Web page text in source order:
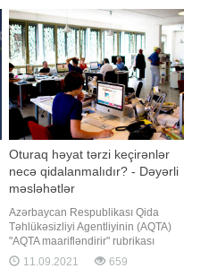
Bildirilir ki, uşaqlar 5 saat fərqlə
dünyaya gəlib. Onlar zəif olduğu
üçün xüsus
Oturaq həyat tərzi keçirənlər
necə qidalanmalıdır? - Dəyərli
məsləhətlər
Azərbaycan Respublikası Qida
Təhlükəsizliyi Agentliyinin (AQTA)
"AQTA maarifləndirir" rubrikası
davam edir. agentliyə istinadən
xəbər verir ki, rubrika çərçivəsində
11.09.2021 659